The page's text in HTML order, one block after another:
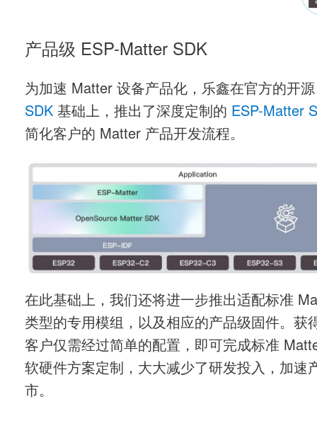
产品级 ESP-Matter SDK
为加速 Matter 设备产品化，乐鑫在官方的开
SDK 基础上，推出了深度定制的 ESP-Matter
简化客户的 Matter 产品开发流程。
在此基础上，我们还将进一步推出适配标准
类型的专用模组，以及相应的产品级固件。获
客户仅需经过简单的配置，即可完成标准
软硬件方案定制，大大减少了研发投入，加速
市。